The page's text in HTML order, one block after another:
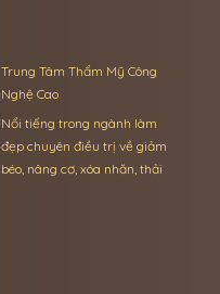
Trung Tâm Thẩm Mỹ Công
Nghệ Cao
Nổi tiếng trong ngành làm
đẹp chuyên điều trị về giảm
béo, nâng cơ, xóa nhăn, thải